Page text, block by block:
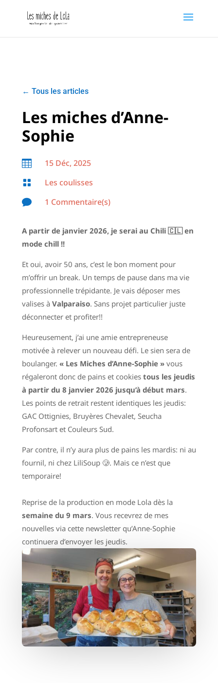
← Tous les articles
Les miches d’Anne-
Sophie
 15 Déc, 2025
 Les coulisses
 1 Commentaire(s)
A partir de janvier 2026, je serai au Chili 🇨🇱 en
mode chill !!
Et oui, avoir 50 ans, c’est le bon moment pour
m’offrir un break. Un temps de pause dans ma vie
professionnelle trépidante. Je vais déposer mes
valises à Valparaiso. Sans projet particulier juste
déconnecter et profiter!!
Heureusement, j’ai une amie entrepreneuse
motivée à relever un nouveau défi. Le sien sera de
boulanger. « Les Miches d’Anne-Sophie » vous
régaleront donc de pains et cookies tous les jeudis
à partir du 8 janvier 2026 jusqu’à début mars.
Les points de retrait restent identiques les jeudis:
GAC Ottignies, Bruyères Chevalet, Seucha
Profonsart et Couleurs Sud.
Par contre, il n’y aura plus de pains les mardis: ni au
fournil, ni chez LiliSoup 🥲. Mais ce n’est que
temporaire!
Reprise de la production en mode Lola dès la
semaine du 9 mars. Vous recevrez de mes
nouvelles via cette newsletter qu’Anne-Sophie
continuera d’envoyer les jeudis.